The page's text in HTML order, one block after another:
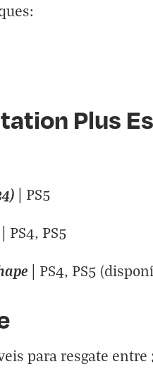
Plus
| PS5
| PS4, PS5
| PS4, PS5
para resgate